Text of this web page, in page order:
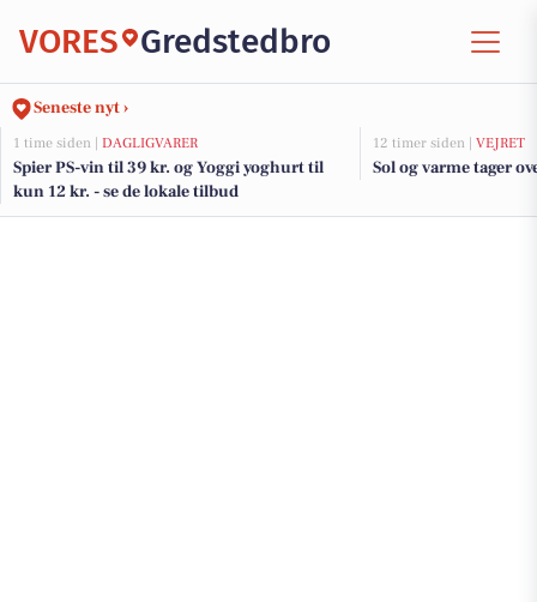
VORES Gredstedbro
Seneste nyt ›
1 time siden | DAGLIGVARER
Spier PS-vin til 39 kr. og Yoggi yoghurt til
kun 12 kr. - se de lokale tilbud
12 timer siden | VEJRET
Sol og varme tager